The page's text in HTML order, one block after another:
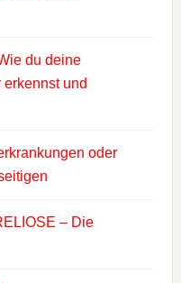
du deine
erkennst und
oder
– Die